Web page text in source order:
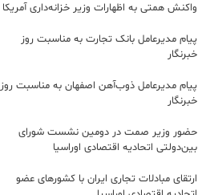
واکنش همتی به اظهارات وزیر خزانه‌داری آمریکا
پیام مدیرعامل بانک تجارت به مناسبت روز
خبرنگار
پیام مدیرعامل ذوب‌آهن اصفهان به مناسبت روز
خبرنگار
حضور وزیر صمت در دومین نشست شورای
بین‌دولتی اتحادیه اقتصادی اوراسیا
ارتقای مبادلات تجاری ایران با کشورهای عضو